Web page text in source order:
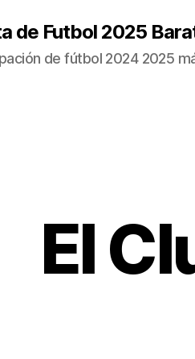
de Futbol 2025
de fútbol 2024 2025
El